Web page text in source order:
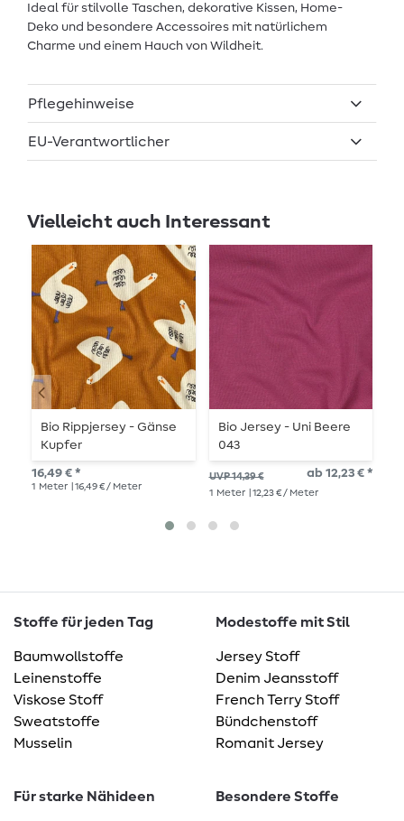
Ideal für stilvolle Taschen, dekorative Kissen, Home-
Deko und besondere Accessoires mit natürlichem
Charme und einem Hauch von Wildheit.
Pflegehinweise
EU-Verantwortlicher
Vielleicht auch Interessant
Bio Rippjersey - Gänse
Kupfer
16,49 € *
1 Meter | 16,49 € / Meter
Bio Jersey - Uni Beere
043
UVP 14,39 € ab 12,23 € *
1 Meter | 12,23 € / Meter
Stoffe für jeden Tag
Baumwollstoffe
Leinenstoffe
Viskose Stoff
Sweatstoffe
Musselin
Modestoffe mit Stil
Jersey Stoff
Denim Jeansstoff
French Terry Stoff
Bündchenstoff
Romanit Jersey
Für starke Nähideen Besondere Stoffe